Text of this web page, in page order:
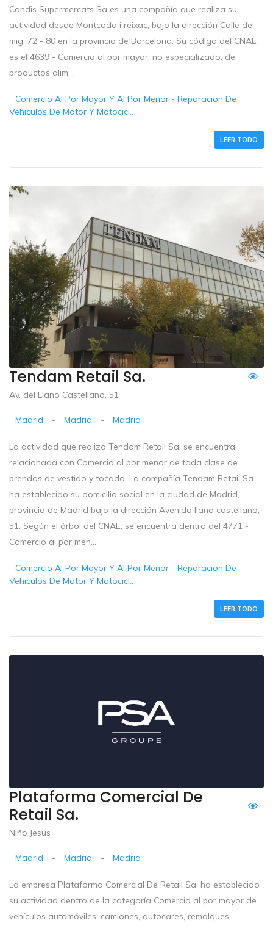
Condis Supermercats Sa es una compañía que realiza su
actividad desde Montcada i reixac, bajo la dirección Calle del
mig, 72 - 80 en la provincia de Barcelona. Su código del CNAE
es el 4639 - Comercio al por mayor, no especializado, de
productos alim...
Comercio Al Por Mayor Y Al Por Menor - Reparacion De
Vehiculos De Motor Y Motocicl..
LEER TODO
Tendam Retail Sa.
Av. del Llano Castellano, 51
Madrid - Madrid - Madrid
La actividad que realiza Tendam Retail Sa. se encuentra
relacionada con Comercio al por menor de toda clase de
prendas de vestido y tocado. La compañía Tendam Retail Sa.
ha establecido su domicilio social en la ciudad de Madrid,
provincia de Madrid bajo la dirección Avenida llano castellano,
51. Según el árbol del CNAE, se encuentra dentro del 4771 -
Comercio al por men...
Comercio Al Por Mayor Y Al Por Menor - Reparacion De
Vehiculos De Motor Y Motocicl..
LEER TODO
Plataforma Comercial De
Retail Sa.
Niño Jesús
Madrid - Madrid - Madrid
La empresa Plataforma Comercial De Retail Sa. ha establecido
su actividad dentro de la categoría Comercio al por mayor de
vehículos automóviles, camiones, autocares, remolques,